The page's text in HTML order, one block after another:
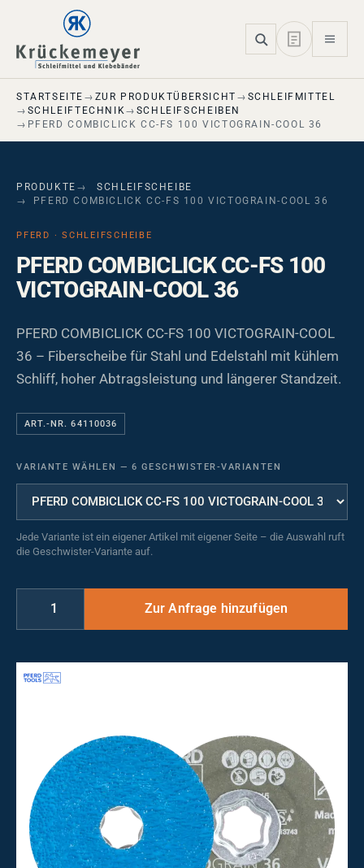
Skip to main navigation
Skip to main content
Skip to page footer
STARTSEITE ZUR PRODUKTÜBERSICHT
SCHLEIFMITTEL
SCHLEIFTECHNIK
SCHLEIFSCHEIBEN
PFERD COMBICLICK CC-FS 100 VICTOGRAIN-COOL 36
PRODUKTE
SCHLEIFSCHEIBE
PFERD COMBICLICK CC-FS 100 VICTOGRAIN-COOL 36
PFERD · SCHLEIFSCHEIBE
PFERD COMBICLICK CC-FS 100
VICTOGRAIN-COOL 36
PFERD COMBICLICK CC-FS 100 VICTOGRAIN-COOL
36 – Fiberscheibe für Stahl und Edelstahl mit kühlem
Schliff, hoher Abtragsleistung und längerer Standzeit.
ART.-NR. 64110036
VARIANTE WÄHLEN — 6 GESCHWISTER-VARIANTEN
Jede Variante ist ein eigener Artikel mit eigener Seite – die Auswahl ruft
die Geschwister-Variante auf.